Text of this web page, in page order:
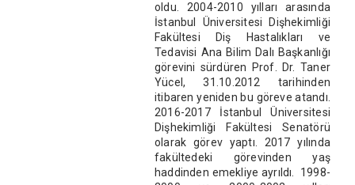
oldu. 2004-2010 yılları arasında
İstanbul Üniversitesi Dişhekimliği
Fakültesi Diş Hastalıkları ve
Tedavisi Ana Bilim Dalı Başkanlığı
görevini sürdüren Prof. Dr. Taner
Yücel, 31.10.2012 tarihinden
itibaren yeniden bu göreve atandı.
2016-2017 İstanbul Üniversitesi
Dişhekimliği Fakültesi Senatörü
olarak görev yaptı. 2017 yılında
fakültedeki görevinden yaş
haddinden emekliye ayrıldı. 1998-